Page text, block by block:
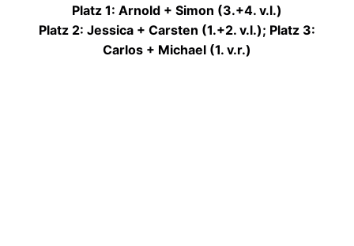
Platz 1: Arnold + Simon (3.+4. v.l.)
Platz 2: Jessica + Carsten (1.+2. v.l.); Platz 3:
Carlos + Michael (1. v.r.)